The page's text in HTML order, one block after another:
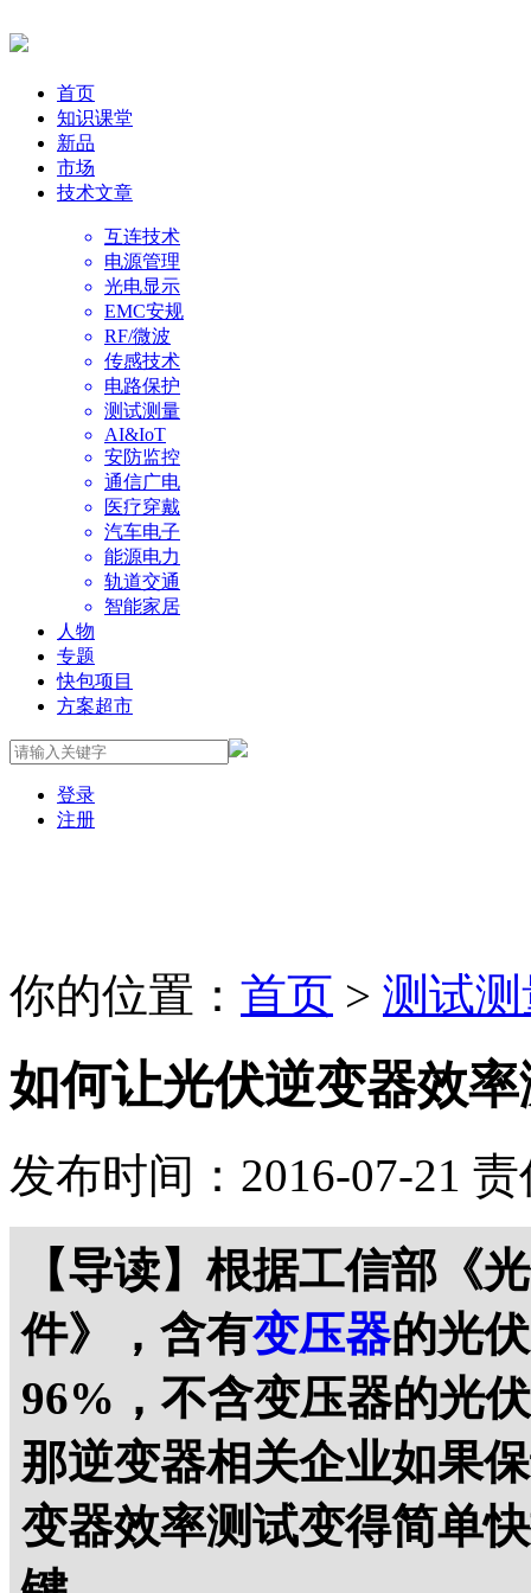
首页
知识课堂
新品
市场
技术文章
互连技术
电源管理
光电显示
EMC安规
RF/微波
传感技术
电路保护
测试测量
AI&IoT
安防监控
通信广电
医疗穿戴
汽车电子
能源电力
轨道交通
智能家居
人物
专题
快包项目
方案超市
登录
注册
你的位置： 首页 > 测试
如何让光伏逆变器效
发布时间：2016-07-21 责
【导读】根据工信部《
件》，含有变压器的光
96%，不含变压器的光
那逆变器相关企业如果
变器效率测试变得简单